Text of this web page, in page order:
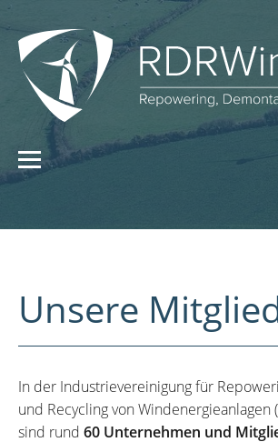
Unsere
In der Industrievereinigung für
und Recycling von Windenergieanlagen
sind rund 60 Unternehmen und